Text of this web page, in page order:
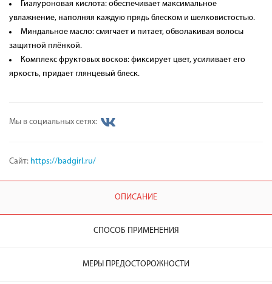
Гиалуроновая кислота: обеспечивает максимальное
увлажнение, наполняя каждую прядь блеском и шелковистостью.
Миндальное масло: смягчает и питает, обволакивая волосы
защитной плёнкой.
Комплекс фруктовых восков: фиксирует цвет, усиливает его
яркость, придает глянцевый блеск.
Мы в социальных сетях:
Сайт: https://badgirl.ru/
ОПИСАНИЕ
СПОСОБ ПРИМЕНЕНИЯ
МЕРЫ ПРЕДОСТОРОЖНОСТИ